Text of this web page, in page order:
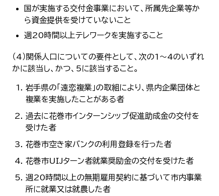
国が実施する交付金事業において、所属先企業等か
ら資金提供を受けていないこと
週20時間以上テレワークを実施すること
（4）関係人口についての要件として、次の1～4のいずれ
かに該当し、かつ、5に該当すること。
岩手県の「遠恋複業」の取組により、県内企業団体と
複業を実施したことがある者
過去に花巻市インターンシップ促進助成金の交付を
受けた者
花巻市空き家バンクの利用登録を行った者
花巻市UIJターン者就業奨励金の交付を受けた者
週20時間以上の無期雇用契約に基づいて市内事業
所に就業又は就農した者